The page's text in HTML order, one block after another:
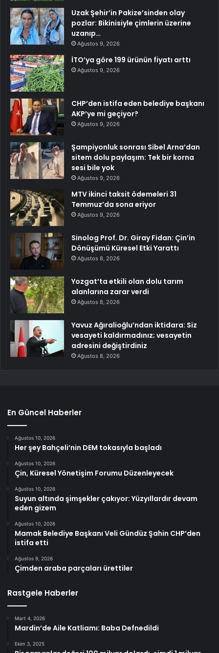
Uzak Şehir’in Pakize’sinden olay
pozlar: Bikinisiyle çimlerin üzerine
uzanıp…
Ağustos 9, 2026
İTO’ya göre 199 ürünün fiyatı arttı
Ağustos 9, 2026
CHP’den istifa eden belediye başkanı
AKP’ye mi geçiyor?
Ağustos 9, 2026
Şampiyonluk sonrası Sibel Arna’dan
sitem dolu paylaşım: Tek bir korna
sesi bile yok
Ağustos 9, 2026
MTV ikinci taksit ödemeleri 31
Temmuz’da sona eriyor
Ağustos 9, 2026
Sinolog Prof. Dr. Giray Fidan: Çin’in
Dönüşümü Küresel Etki Yarattı
Ağustos 8, 2026
Yozgat’ta etkili olan dolu tarım
alanlarına zarar verdi
Ağustos 8, 2026
Yavuz Ağıralioğlu’ndan iktidara: Siz
vesayeti kaldırmadınız; vesayetin
adresini değiştirdiniz
Ağustos 8, 2026
En Güncel Haberler
Ağustos 10, 2026
Her şey Bahçeli’nin DEM tokasıyla başladı
Ağustos 10, 2026
Çin, Küresel Yönetişim Forumu Düzenleyecek
Ağustos 10, 2026
Suyun altında şimşekler çakıyor: Yüzyıllardır devam
eden gizem
Ağustos 10, 2026
Mamak Belediye Başkanı Veli Gündüz Şahin CHP’den
istifa etti
Ağustos 9, 2026
Çimden araba parçaları ürettiler
Rastgele Haberler
Mart 4, 2026
Mardin’de Aile Katliamı: Baba Defnedildi
Ekim 3, 2025